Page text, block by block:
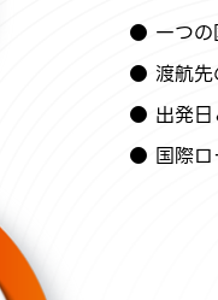
● 一つの
● 渡航先
● 出発日
● 国際ロ